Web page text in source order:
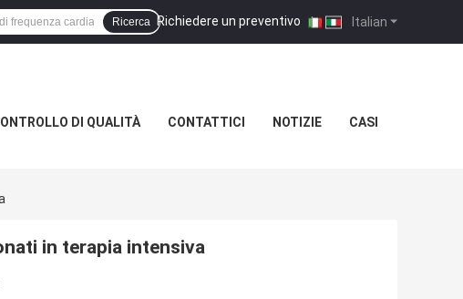
Italian
Richiedere un preventivo |
Ricerca
DI QUALITÀ CONTATTICI NOTIZIE CASI
in terapia intensiva